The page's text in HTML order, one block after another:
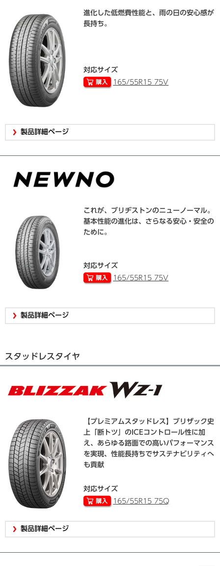
進化した低燃費性能と、雨の日の安心感が
長持ち。
対応サイズ
165/55R15 75V
製品詳細ページ
これが、ブリヂストンのニューノーマル。
基本性能の進化は、さらなる安心・安全の
ために。
対応サイズ
165/55R15 75V
製品詳細ページ
スタッドレスタイヤ
【プレミアムスタッドレス】ブリザック史
上「断トツ」のICEコントロール性に加
え、あらゆる路面での高いパフォーマンス
を実現、性能長持ちでサステナビリティへ
も貢献
対応サイズ
165/55R15 75Q
製品詳細ページ